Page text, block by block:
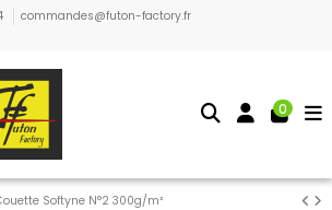
commandes@futon-factory.fr
0
Softyne N°2 300g/m²